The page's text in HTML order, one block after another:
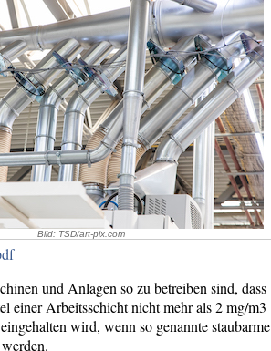
Bild: TSD/art-pix.com
und Anlagen so zu betreiben sind, dass
einer Arbeitsschicht nicht mehr als 2 mg/m3
wird, wenn so genannte staubarme